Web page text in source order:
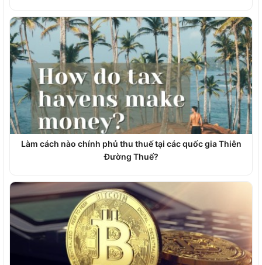
Làm cách nào chính phủ thu thuế tại các quốc gia Thiên
Đường Thuế?